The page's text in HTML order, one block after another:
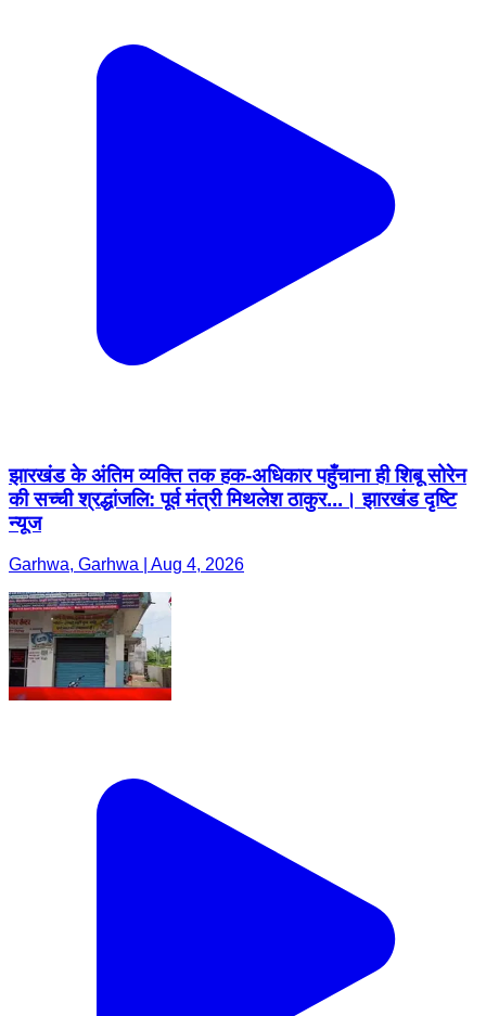
झारखंड के अंतिम व्यक्ति तक हक-अधिकार पहुँचाना ही शिबू सोरेन
की सच्ची श्रद्धांजलि: पूर्व मंत्री मिथलेश ठाकुर...। झारखंड दृष्टि
न्यूज
Garhwa, Garhwa | Aug 4, 2026